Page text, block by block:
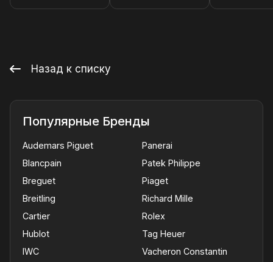
Назад к списку
Популярные Бренды
Audemars Piguet
Blancpain
Breguet
Breitling
Cartier
Hublot
IWC
Panerai
Patek Philippe
Piaget
Richard Mille
Rolex
Tag Heuer
Vacheron Constantin